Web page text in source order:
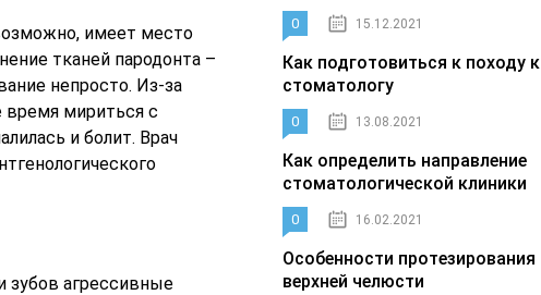
имеет место
тканей пародонта –
непросто. Из-за
время мириться с
и болит. Врач
зубов агрессивные
0 15.12.2021
Как подготовиться к походу к
стоматологу
0 13.08.2021
Как определить направление
стоматологической клиники
0 16.02.2021
Особенности протезирования
верхней челюсти